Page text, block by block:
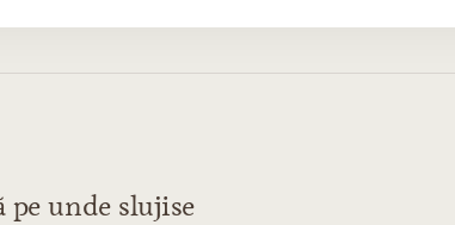
pe unde slujise